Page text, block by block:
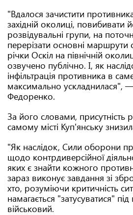
"Вдалося зачистити
західній околиці, повибивати
розвідувальні групи, на
перерізати основні маршрути
річки Оскіл на північній
озвучено публічно. І, як
інфільтрація противника в
максимально ускладнилася",
Федоренко.
За його словами, присутність
самому місті Куп'янську
"Як наслідок, Сили оборони
щодо контрдиверсійної
яких є знайти кожного
зараз виконує завдання зі
хто, розуміючи критичність
намагається "затусуватися"
військовий.